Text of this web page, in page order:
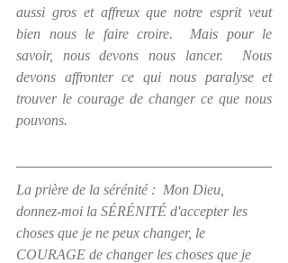
aussi gros et affreux que notre esprit veut
bien nous le faire croire.  Mais pour le
savoir, nous devons nous lancer.  Nous
devons affronter ce qui nous paralyse et
trouver le courage de changer ce que nous
pouvons.
La prière de la sérénité :  Mon Dieu,
donnez-moi la SÉRÉNITÉ d'accepter les
choses que je ne peux changer, le
COURAGE de changer les choses que je